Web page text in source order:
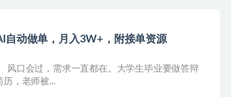
自动做单，月入3W+，附接单资源
风口会过，需求一直都在。大学生毕业要做答辩
历，老师被...